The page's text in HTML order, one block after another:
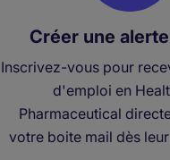
Créer une
Inscrivez-vous pour
d'emploi en
Pharmaceutical
votre boite mail dès